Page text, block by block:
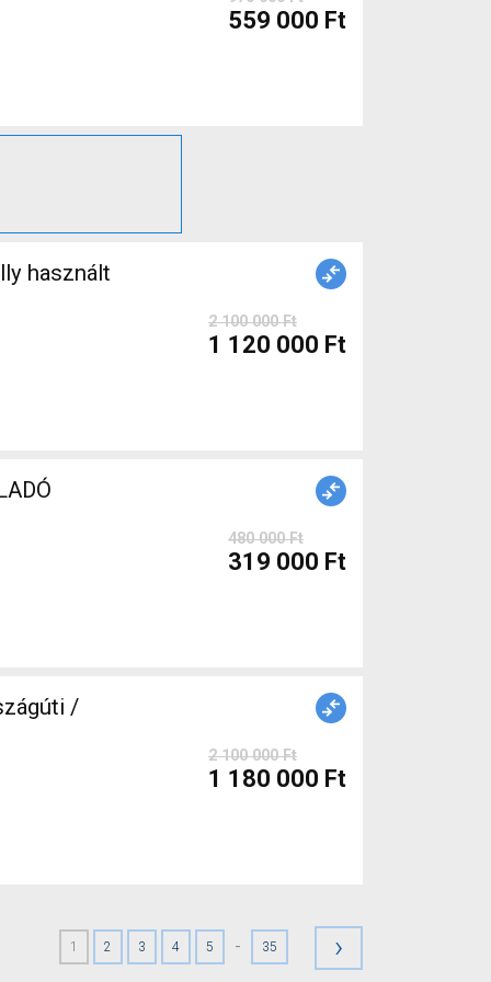
559 000 Ft
2 100 000 Ft
1 120 000 Ft
480 000 Ft
319 000 Ft
/
2 100 000 Ft
1 180 000 Ft
1 2 3 4 5 - 35 ›